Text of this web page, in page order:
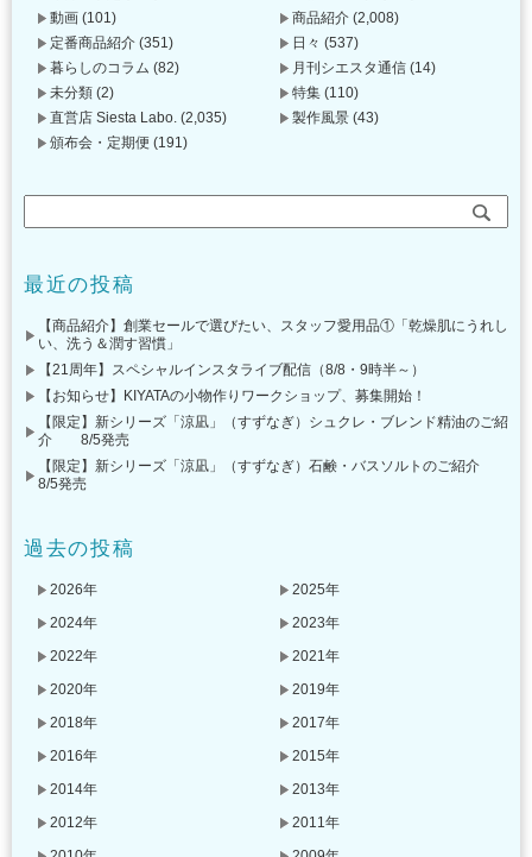
動画 (101) 商品紹介 (2,008)
定番商品紹介 (351) 日々 (537)
暮らしのコラム (82) 月刊シエスタ通信 (14)
未分類 (2) 特集 (110)
直営店 Siesta Labo. (2,035) 製作風景 (43)
頒布会・定期便 (191)
最近の投稿
【商品紹介】創業セールで選びたい、スタッフ愛用品①「乾燥肌にうれし
い、洗う＆潤す習慣」
【21周年】スペシャルインスタライブ配信（8/8・9時半～）
【お知らせ】KIYATAの小物作りワークショップ、募集開始！
【限定】新シリーズ「涼凪」（すずなぎ）シュクレ・ブレンド精油のご紹
介 8/5発売
【限定】新シリーズ「涼凪」（すずなぎ）石鹸・バスソルトのご紹介
8/5発売
過去の投稿
2026年
2025年
2024年
2023年
2022年
2021年
2020年
2019年
2018年
2017年
2016年
2015年
2014年
2013年
2012年
2011年